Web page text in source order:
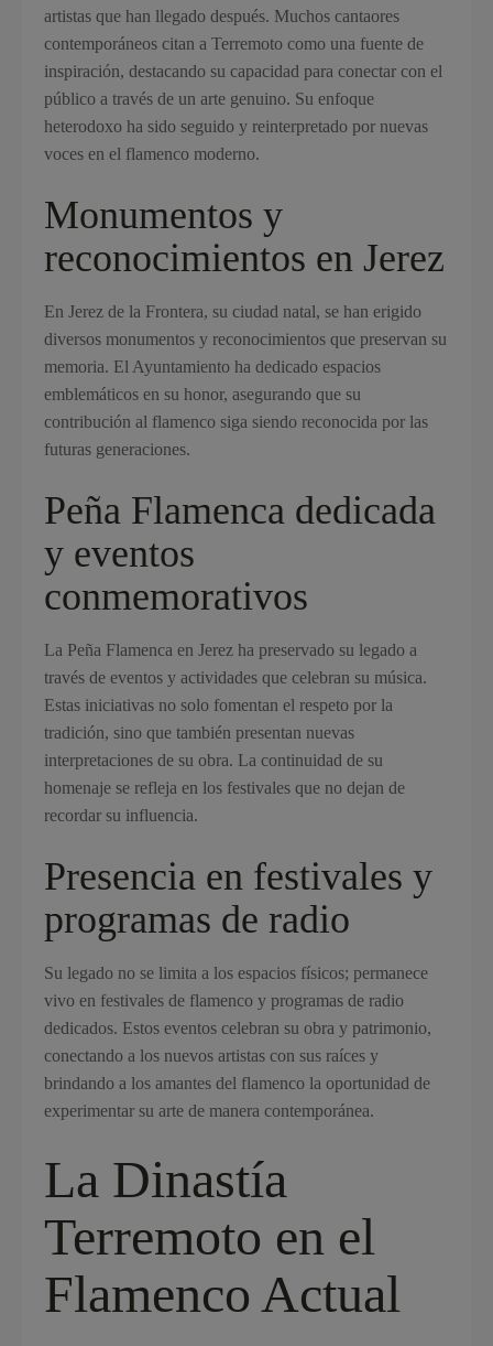
artistas que han llegado después. Muchos cantaores
contemporáneos citan a Terremoto como una fuente de
inspiración, destacando su capacidad para conectar con el
público a través de un arte genuino. Su enfoque
heterodoxo ha sido seguido y reinterpretado por nuevas
voces en el flamenco moderno.
Monumentos y
reconocimientos en Jerez
En Jerez de la Frontera, su ciudad natal, se han erigido
diversos monumentos y reconocimientos que preservan su
memoria. El Ayuntamiento ha dedicado espacios
emblemáticos en su honor, asegurando que su
contribución al flamenco siga siendo reconocida por las
futuras generaciones.
Peña Flamenca dedicada
y eventos
conmemorativos
La Peña Flamenca en Jerez ha preservado su legado a
través de eventos y actividades que celebran su música.
Estas iniciativas no solo fomentan el respeto por la
tradición, sino que también presentan nuevas
interpretaciones de su obra. La continuidad de su
homenaje se refleja en los festivales que no dejan de
recordar su influencia.
Presencia en festivales y
programas de radio
Su legado no se limita a los espacios físicos; permanece
vivo en festivales de flamenco y programas de radio
dedicados. Estos eventos celebran su obra y patrimonio,
conectando a los nuevos artistas con sus raíces y
brindando a los amantes del flamenco la oportunidad de
experimentar su arte de manera contemporánea.
La Dinastía
Terremoto en el
Flamenco Actual